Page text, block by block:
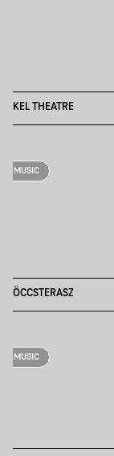
ERKEL THEATRE
MUSIC
FRÖCCSTERASZ
MUSIC